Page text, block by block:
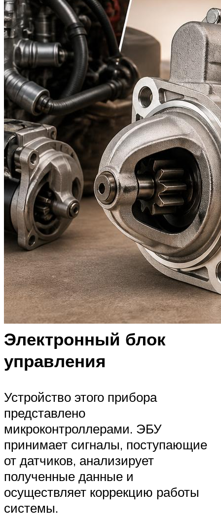
Электронный блок
управления
Устройство этого прибора
представлено
микроконтроллерами. ЭБУ
принимает сигналы, поступающие
от датчиков, анализирует
полученные данные и
осуществляет коррекцию работы
системы.